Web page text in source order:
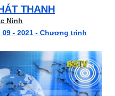
THANH
Ninh
- 2021 - Chương trình